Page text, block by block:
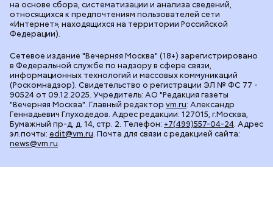
Сетевое издание "Вечерняя Москва" (18+) зарегистрировано
в Федеральной службе по надзору в сфере связи,
информационных технологий и массовых коммуникаций
(Роскомнадзор). Свидетельство о регистрации ЭЛ № ФС 77 -
90524 от 09.12.2025. Учредитель: АО "Редакция газеты
"Вечерняя Москва". Главный редактор vm.ru: Александр
Геннадьевич Глуходедов. Адрес редакции: 127015, г.Москва,
Бумажный пр-д, д. 14, стр. 2. Телефон: +7(499)557-04-24. Адрес
эл.почты: edit@vm.ru. Почта для связи с редакцией сайта:
news@vm.ru.
на основе сбора, систематизации и анализа сведений,
относящихся к предпочтениям пользователей сети
«Интернет», находящихся на территории Российской
Федерации).